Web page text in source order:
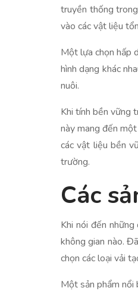
truyền thống
vào các vật liệu
Một lựa chọn hấp
hình dạng khác
nuôi.
Khi tính bền vững
này mang đến
các vật liệu bền
trường.
Các
Khi nói đến
không gian nào.
chọn các loại vải
Một sản phẩm nổi